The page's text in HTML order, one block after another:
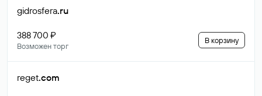
gidrosfera.ru
388 700 ₽
Возможен торг
В корзину
reget.com